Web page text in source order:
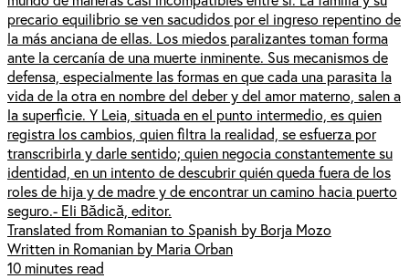
precario equilibrio se ven sacudidos por el ingreso repentino de
la más anciana de ellas. Los miedos paralizantes toman forma
ante la cercanía de una muerte inminente. Sus mecanismos de
defensa, especialmente las formas en que cada una parasita la
vida de la otra en nombre del deber y del amor materno, salen a
la superficie. Y Leia, situada en el punto intermedio, es quien
registra los cambios, quien filtra la realidad, se esfuerza por
transcribirla y darle sentido; quien negocia constantemente su
identidad, en un intento de descubrir quién queda fuera de los
roles de hija y de madre y de encontrar un camino hacia puerto
seguro.- Eli Bădică, editor.
Translated from Romanian to Spanish by Borja Mozo
Written in Romanian by Maria Orban
10 minutes read